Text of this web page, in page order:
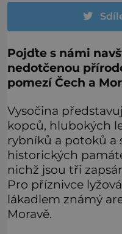
Pojďte s námi
nedotčenou
pomezí Čech a
Vysočina
kopců, hlubokých
rybníků a potoků a
historických
nichž jsou tři
Pro příznivce
lákadlem známý
Moravě.